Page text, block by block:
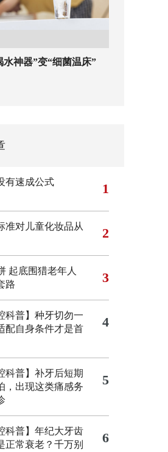
水神器”变“细菌温床”
有速成公式 1
准对儿童化妆品从
2
起底围猎老年人
路
3
科普】种牙切勿一
配自身条件才是首
4
科普】补牙后短期
，出现这类痛感务
5
科普】年纪大牙齿
正常衰老？千万别
6